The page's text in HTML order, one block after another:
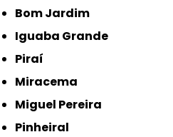
Bom Jardim
Iguaba Grande
Piraí
Miracema
Miguel Pereira
Pinheiral